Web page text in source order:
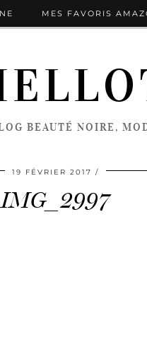
BEAUTÉ NOIRE,
MES FAVORIS
19 FÉVRIER 2017
IMG_2997